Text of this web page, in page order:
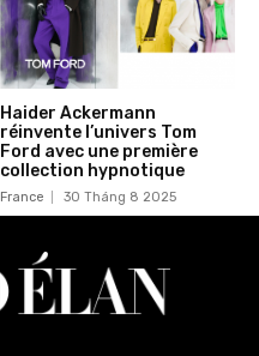
Haider Ackermann
réinvente l’univers Tom
Ford avec une première
collection hypnotique
France 30 Tháng 8 2025